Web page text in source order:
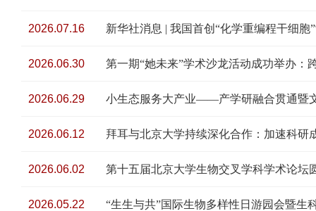
2026.07.16 新华社消息 | 我国首创“化学重编程干细胞
2026.06.30 第一期“她未来”学术沙龙活动成功举办：
2026.06.29 小生态服务大产业——产学研融合贯通暨
2026.06.12 拜耳与北京大学持续深化合作：加速科研
2026.06.02 第十五届北京大学生物交叉学科学术论坛
2026.05.22 “生生与共”国际生物多样性日游园会暨生